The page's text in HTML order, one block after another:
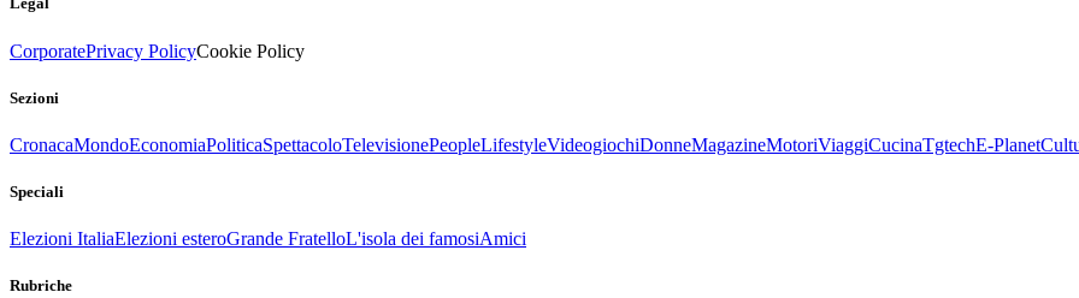
CorporatePrivacy PolicyCookie Policy
Sezioni
CronacaMondoEconomiaPoliticaSpettacoloTelevisionePeopleLifestyleVideogiochiDonneMagazineMotoriViaggiCucinaTgtechE-Planet
Speciali
Elezioni ItaliaElezioni esteroGrande FratelloL'isola dei famosiAmici
Rubriche